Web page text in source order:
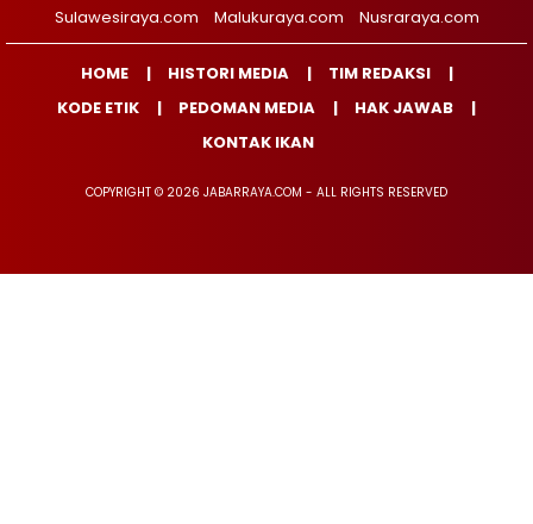
Sulawesiraya.com
Malukuraya.com Nusraraya.com
HOME HISTORI MEDIA
TIM REDAKSI
KODE ETIK
PEDOMAN MEDIA
HAK JAWAB
KONTAK IKAN
COPYRIGHT © 2026 JABARRAYA.COM - ALL RIGHTS RESERVED